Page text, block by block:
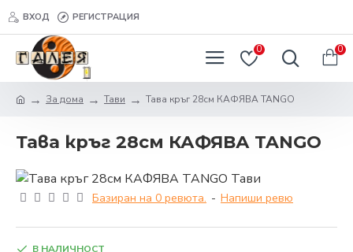
ВХОД РЕГИСТРАЦИЯ
0 0
За дома Тави Тава кръг 28см КАФЯВА TANGO
Тава кръг 28см КАФЯВА TANGO
Базиран на 0 ревюта. - Напиши ревю
В НАЛИЧНОСТ